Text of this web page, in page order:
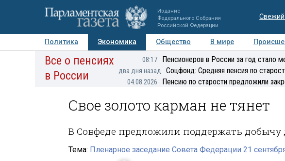
Издание
Федерального Собрания
Российской Федерации
Политика Экономика Общество В мире
Авторы Персоны Мнения Регионы Медиацентр
Все о пенсиях
в России
08:17 Пенсионеров в России за год стало
два дня назад Соцфонд: Средняя пенсия по
04.08.2026 Пенсию по старости предложили
Свое золото карман не тянет
В Совфеде предложили поддержать добычу
Тема: Пленарное заседание Совета Федерации 21